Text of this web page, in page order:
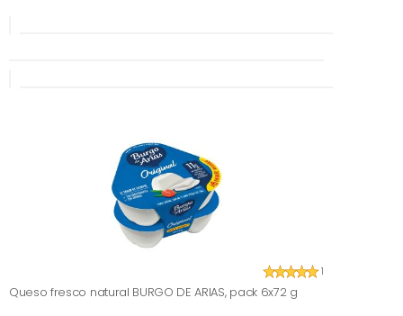
1
Queso fresco natural BURGO DE ARIAS, pack 6x72 g